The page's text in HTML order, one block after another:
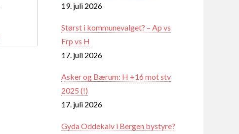
19. juli 2026
Størst i kommunevalget? – Ap vs
Frp vs H
17. juli 2026
Asker og Bærum: H +16 mot stv
2025 (!)
17. juli 2026
Gyda Oddekalv i Bergen bystyre?